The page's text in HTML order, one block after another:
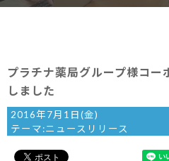
プラチナ薬局グループ様コー
しました
2016年7月1日(金)
テーマ:ニュースリリース